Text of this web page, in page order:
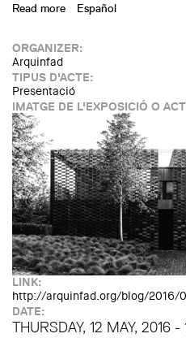
Read more about I Jornades
Español
ORGANIZER:
Arquinfad
TIPUS D'ACTE:
Presentació
IMATGE DE L'EXPOSICIÓ O
LINK:
http://arquinfad.org/blog/
DATE:
THURSDAY, 12 MAY, 2016 -